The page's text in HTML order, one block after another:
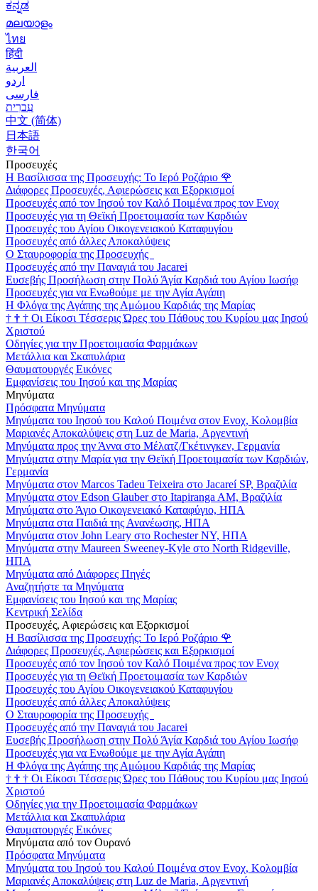
ಕನ್ನಡ
മലയാളം
ไทย
हिंदी
العربية
اردو
فارسی
עִברִית
中文 (简体)
日本語
한국어
Προσευχές
Η Βασίλισσα της Προσευχής: Το Ιερό Ροζάριο 🌹
Διάφορες Προσευχές, Αφιερώσεις και Εξορκισμοί
Προσευχές από τον Ιησού τον Καλό Ποιμένα προς τον Ενοχ
Προσευχές για τη Θεϊκή Προετοιμασία των Καρδιών
Προσευχές του Αγίου Οικογενειακού Καταφυγίου
Προσευχές από άλλες Αποκαλύψεις
Ο Σταυροφορία της Προσευχής
Προσευχές από την Παναγιά του Jacarei
Ευσεβής Προσήλωση στην Πολύ Άγία Καρδιά του Αγίου Ιωσήφ
Προσευχές για να Ενωθούμε με την Αγία Αγάπη
Η Φλόγα της Αγάπης της Αμώμου Καρδιάς της Μαρίας
† † † Οι Είκοσι Τέσσερις Ώρες του Πάθους του Κυρίου μας Ιησού
Χριστού
Οδηγίες για την Προετοιμασία Φαρμάκων
Μετάλλια και Σκαπυλάρια
Θαυματουργές Εικόνες
Εμφανίσεις του Ιησού και της Μαρίας
Μηνύματα
Πρόσφατα Μηνύματα
Μηνύματα του Ιησού του Καλού Ποιμένα στον Ενοχ, Κολομβία
Μαριανές Αποκαλύψεις στη Luz de Maria, Αργεντινή
Μηνύματα προς την Άννα στο Μέλατζ/Γκέτινγκεν, Γερμανία
Μηνύματα στην Μαρία για την Θεϊκή Προετοιμασία των Καρδιών,
Γερμανία
Μηνύματα στον Marcos Tadeu Teixeira στο Jacareí SP, Βραζιλία
Μηνύματα στον Edson Glauber στο Itapiranga AM, Βραζιλία
Μηνύματα στο Άγιο Οικογενειακό Καταφύγιο, ΗΠΑ
Μηνύματα στα Παιδιά της Ανανέωσης, ΗΠΑ
Μηνύματα στον John Leary στο Rochester NY, ΗΠΑ
Μηνύματα στην Maureen Sweeney-Kyle στο North Ridgeville,
ΗΠΑ
Μηνύματα από Διάφορες Πηγές
Αναζητήστε τα Μηνύματα
Εμφανίσεις του Ιησού και της Μαρίας
Κεντρική Σελίδα
Προσευχές, Αφιερώσεις και Εξορκισμοί
Η Βασίλισσα της Προσευχής: Το Ιερό Ροζάριο 🌹
Διάφορες Προσευχές, Αφιερώσεις και Εξορκισμοί
Προσευχές από τον Ιησού τον Καλό Ποιμένα προς τον Ενοχ
Προσευχές για τη Θεϊκή Προετοιμασία των Καρδιών
Προσευχές του Αγίου Οικογενειακού Καταφυγίου
Προσευχές από άλλες Αποκαλύψεις
Ο Σταυροφορία της Προσευχής
Προσευχές από την Παναγιά του Jacarei
Ευσεβής Προσήλωση στην Πολύ Άγία Καρδιά του Αγίου Ιωσήφ
Προσευχές για να Ενωθούμε με την Αγία Αγάπη
Η Φλόγα της Αγάπης της Αμώμου Καρδιάς της Μαρίας
† † † Οι Είκοσι Τέσσερις Ώρες του Πάθους του Κυρίου μας Ιησού
Χριστού
Οδηγίες για την Προετοιμασία Φαρμάκων
Μετάλλια και Σκαπυλάρια
Θαυματουργές Εικόνες
Μηνύματα από τον Ουρανό
Πρόσφατα Μηνύματα
Μηνύματα του Ιησού του Καλού Ποιμένα στον Ενοχ, Κολομβία
Μαριανές Αποκαλύψεις στη Luz de Maria, Αργεντινή